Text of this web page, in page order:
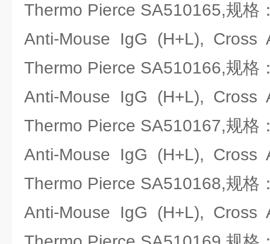
Thermo Pierce SA510165,规格
Anti-Mouse IgG (H+L),
Thermo Pierce SA510166,规格
Anti-Mouse IgG (H+L),
Thermo Pierce SA510167,规格
Anti-Mouse IgG (H+L),
Thermo Pierce SA510168,规格
Anti-Mouse IgG (H+L),